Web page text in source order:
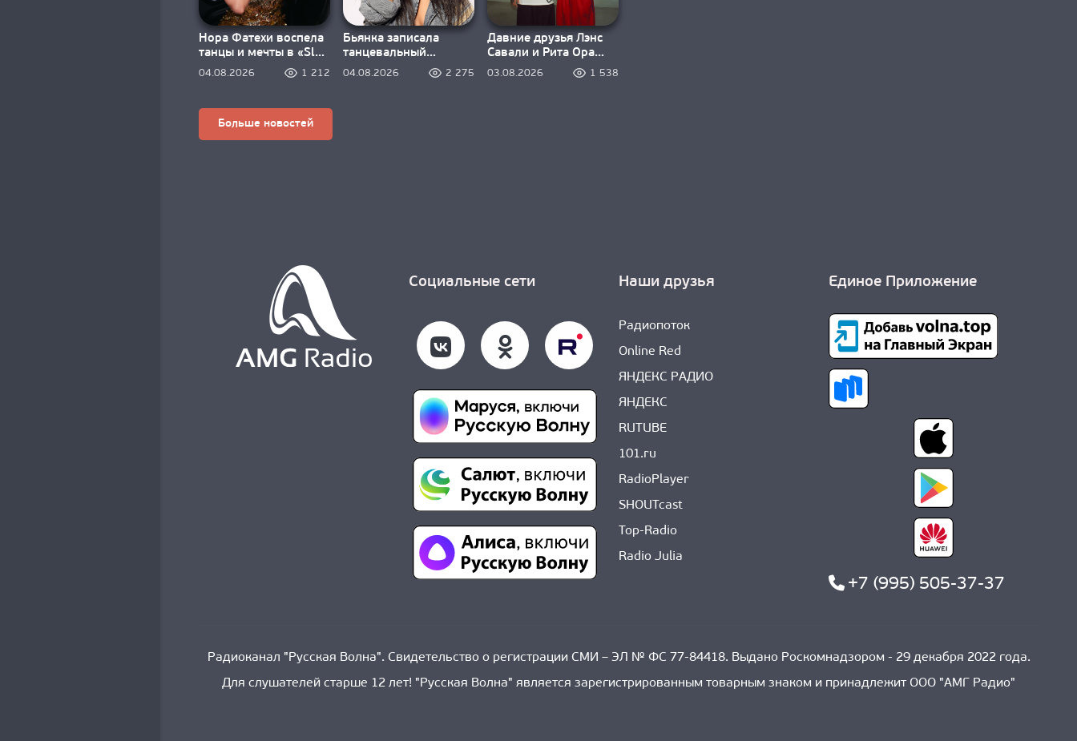
Нора Фатехи воспела
танцы и мечты в «Slay
to the Rhythm»
04.08.2026 1 212
Бьянка записала
танцевальный
манифест «Я —
машина, я — насос»
04.08.2026 2 275
Давние друзья Лэнс
Савали и Рита Ора
зажигают под
03.08.2026 1 538
Больше новостей
Социальные сети Наши друзья
Радиопоток
Online Red
ЯНДЕКС РАДИО
ЯНДЕКС
RUTUBE
101.ru
RadioPlayer
SHOUTcast
Top-Radio
Radio Julia
Единое Приложение
+7 (995) 505-37-37
Радиоканал "Русская Волна". Свидетельство о регистрации СМИ – ЭЛ № ФС 77-84418. Выдано Роскомнадзором - 29 декабря 2022 года.
Для слушателей старше 12 лет! "Русская Волна" является зарегистрированным товарным знаком и принадлежит ООО "АМГ Радио"